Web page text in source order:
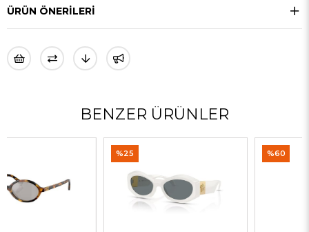
ÜRÜN ÖNERILERI
BENZER ÜRÜNLER